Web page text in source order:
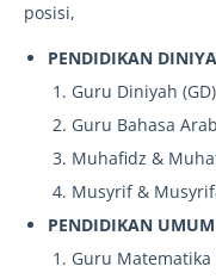
posisi,
PENDIDIKAN
Guru Diniyah (GD)
Guru Bahasa
Muhafidz &
Musyrif &
PENDIDIKAN UMUM
Guru Matematika